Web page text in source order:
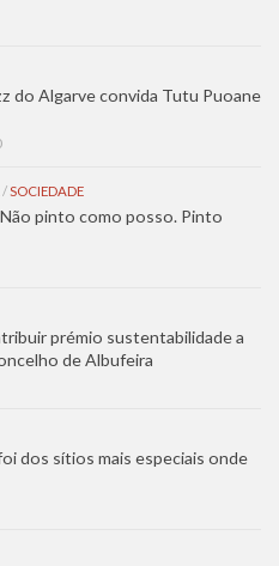
do Algarve convida Tutu Puoane
/SOCIEDADE
pinto como posso. Pinto
prémio sustentabilidade a
de Albufeira
dos sítios mais especiais onde